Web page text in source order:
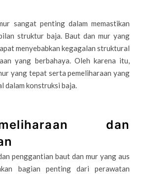
sangat penting dalam memastikan
struktur baja. Baut dan mur yang
menyebabkan kegagalan struktural
yang berbahaya. Oleh karena itu,
yang tepat serta pemeliharaan yang
dalam konstruksi baja.
dan
penggantian baut dan mur yang aus
bagian penting dari perawatan